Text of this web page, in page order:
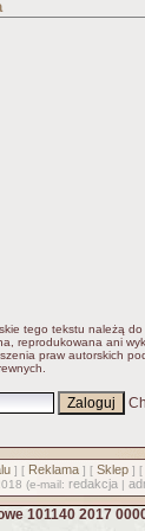
tego tekstu należą
reprodukowana ani
praw autorskich
] [ Reklama] [ Sklep] [
(e-mail: redakcja |
101140 2017